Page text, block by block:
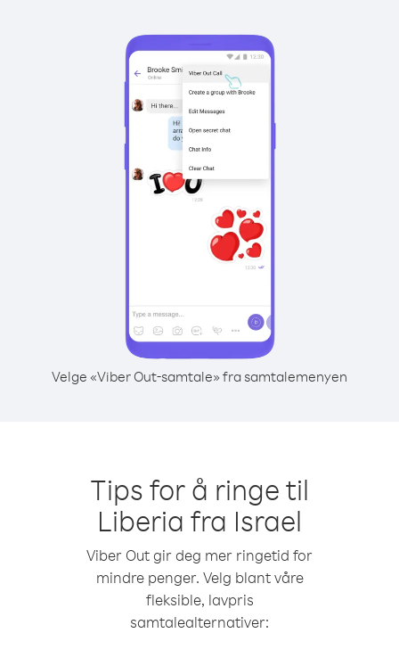
Velge «Viber Out-samtale» fra samtalemenyen
Tips for å ringe til
Liberia fra Israel
Viber Out gir deg mer ringetid for
mindre penger. Velg blant våre
fleksible, lavpris
samtalealternativer: